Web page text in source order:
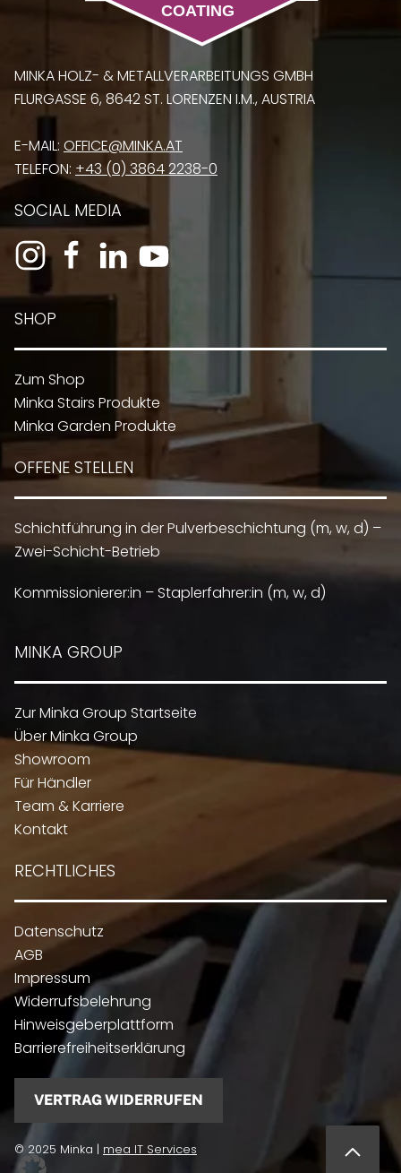
MINKA HOLZ- & METALLVERARBEITUNGS GMBH
FLURGASSE 6, 8642 ST. LORENZEN I.M., AUSTRIA
E-MAIL: OFFICE@MINKA.AT
TELEFON: +43 (0) 3864 2238-0
SOCIAL MEDIA
SHOP
Zum Shop
Minka Stairs Produkte
Minka Garden Produkte
OFFENE STELLEN
Schichtführung in der Pulverbeschichtung (m, w, d) –
Zwei-Schicht-Betrieb
Kommissionierer:in – Staplerfahrer:in (m, w, d)
MINKA GROUP
Zur Minka Group Startseite
Über Minka Group
Showroom
Für Händler
Team & Karriere
Kontakt
RECHTLICHES
Datenschutz
AGB
Impressum
Widerrufsbelehrung
Hinweisgeberplattform
Barrierefreiheitserklärung
VERTRAG WIDERRUFEN
© 2025 Minka | mea IT Services